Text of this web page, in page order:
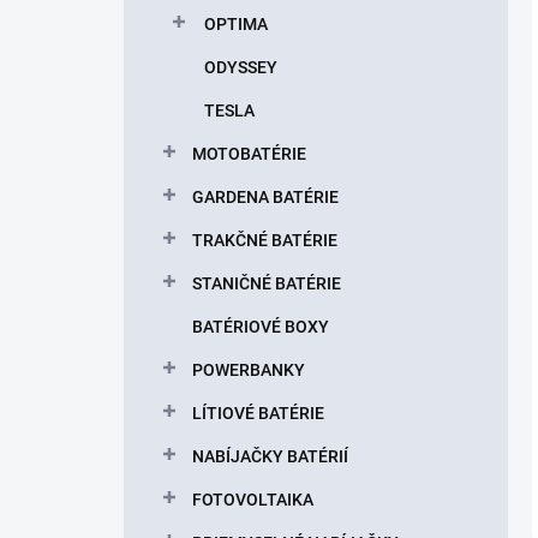
OPTIMA
ODYSSEY
TESLA
MOTOBATÉRIE
GARDENA BATÉRIE
TRAKČNÉ BATÉRIE
STANIČNÉ BATÉRIE
BATÉRIOVÉ BOXY
POWERBANKY
LÍTIOVÉ BATÉRIE
NABÍJAČKY BATÉRIÍ
FOTOVOLTAIKA